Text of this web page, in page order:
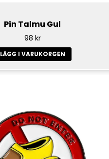
Pin Talmu Gul
98 kr
LÄGG I VARUKORGEN